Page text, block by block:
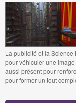
La publicité et la Science
pour véhiculer une
aussi présent pour
pour former un tout